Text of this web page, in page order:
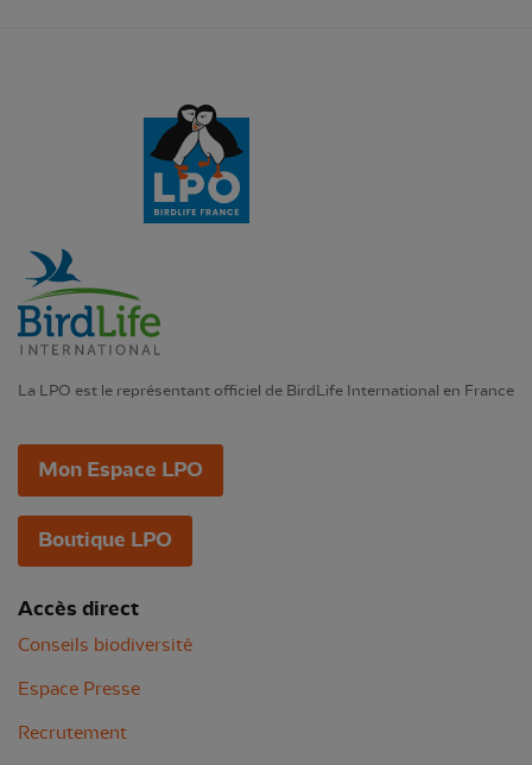
La LPO est le représentant officiel de BirdLife International en France
Mon Espace LPO
Boutique LPO
Accès direct
Conseils biodiversité
Espace Presse
Recrutement